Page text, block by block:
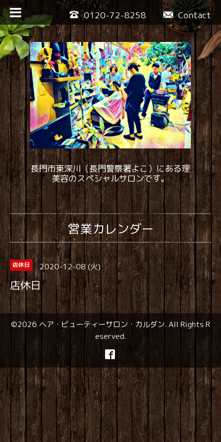
Contact
0120-72-8258
長門市東深川（長門警察署よこ）にある理
美容のスペシャルサロンです。
営業カレンダー
店休日 2020-12-08 (火)
店休日
©2026 ヘア・ビューティーサロン・カルダン. All Rights R
eserved.